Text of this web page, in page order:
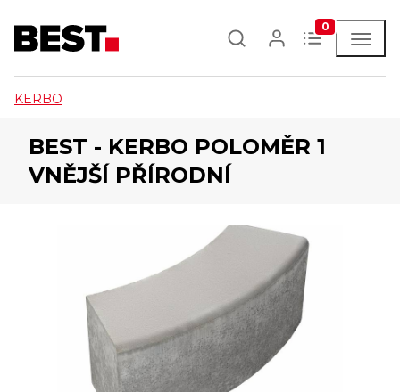
0
KERBO
BEST - KERBO POLOMĚR 1
VNĚJŠÍ PŘÍRODNÍ